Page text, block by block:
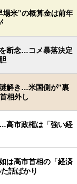
米”の概算金は前年
断念…コメ暴落決定
解き…米国側が”裏
相外し
高市政権は「強い経
は高市首相の「経済
話ばかり